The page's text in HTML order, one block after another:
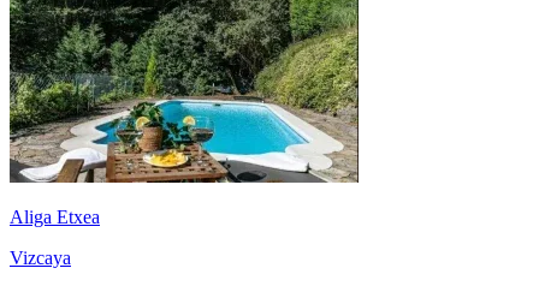
Aliga Etxea
Vizcaya